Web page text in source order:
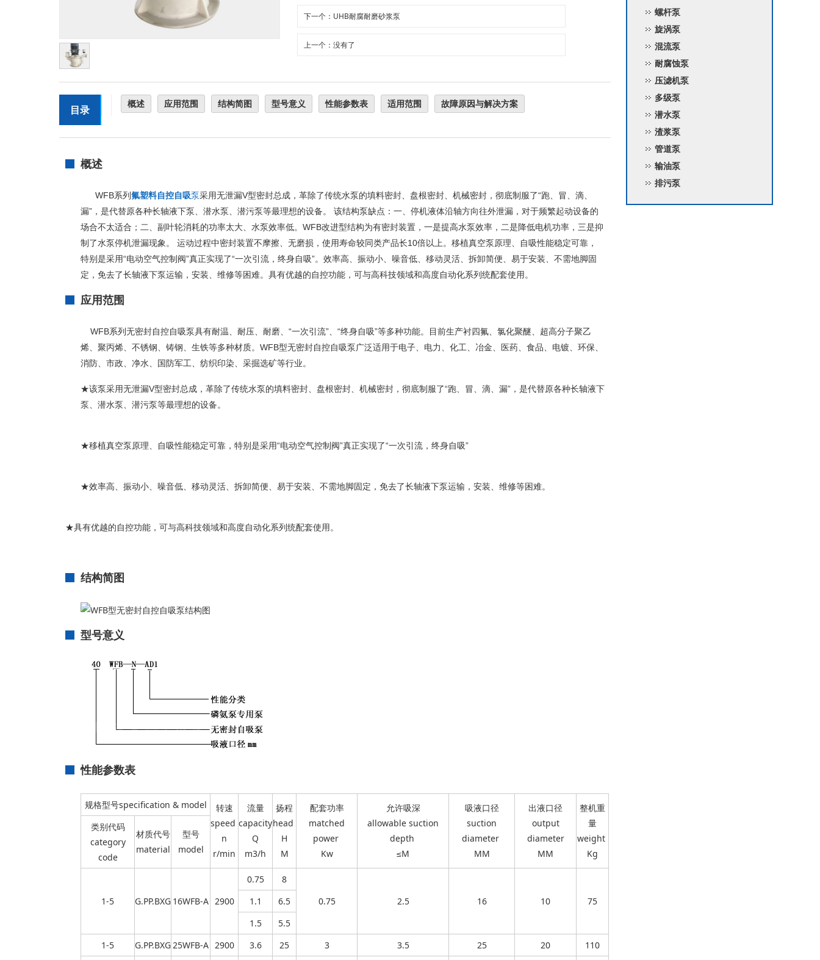
下一个：UHB耐腐耐磨砂浆泵
上一个：没有了
目录 概述 应用范围 结构简图 型号意义 性能参数表 适用范围 故障原因与解决方案
概述
WFB系列氟塑料自控自吸泵采用无泄漏V型密封总成，革除了传统水泵的填料密封、盘根密封、机械密封，彻底制服了“跑、冒、滴、
漏”，是代替原各种长轴液下泵 潜水泵 潜污泵等最理想的设备。 该结构泵缺点：一、停机液体沿轴方向往外泄漏，对于频繁起动设备的
场合不太适合；二、副叶轮消耗的功率太大、水泵效率低。WFB改进型结构为有密封装置，一是提高水泵效率，二是降低电机功率，三是抑
制了水泵停机泄漏现象。 运动过程中密封装置不摩擦、无磨损，使用寿命较同类产品长10倍以上。移植真空泵原理、自吸性能稳定可靠，
特别是采用“电动空气控制阀”真正实现了“一次引流，终身自吸”。效率高、振动小、噪音低、移动灵活、拆卸简便、易于安装、不需地脚固
定，免去了长轴液下泵运输，安装、维修等困难。具有优越的自控功能，可与高科技领域和高度自动化系列统配套使用。
应用范围
WFB系列无密封自控自吸泵具有耐温、耐压、耐磨、“一次引流”、“终身自吸”等多种功能。目前生产衬四氟、氯化聚醚、超高分子聚乙
烯、聚丙烯、不锈钢、铸钢、生铁等多种材质。 WFB型无密封自控自吸泵广泛适用于电子、电力、化工、冶金、医药、食品、电镀、环保、
消防、市政、净水、国防军工、纺织印染、采掘选矿等行业。
★该泵采用无泄漏V型密封总成，革除了传统水泵的填料密封、盘根密封、机械密封，彻底制服了“跑、冒、滴、漏”，是代替原各种长轴液下
泵、潜水泵、潜污泵等最理想的设备。
★移植真空泵原理、自吸性能稳定可靠，特别是采用“电动空气控制阀”真正实现了“一次引流，终身自吸”
★效率高、振动小、噪音低、移动灵活、拆卸简便、易于安装、不需地脚固定，免去了长轴液下泵运输，安装、维修等困难。
★具有优越的自控功能，可与高科技领域和高度自动化系列统配套使用。
结构简图
型号意义
性能参数表
规格型号specification & model
转速
speed
n
r/min
流量
capacity
Q
m3/h
扬程
head
H
M
配套功率
matched
power
Kw
允许吸深
allowable suction
depth
≤M
吸液口径
suction
diameter
MM
出液口径
output
diameter
MM
整机重
量
weight
Kg
类别代码
category
code
材质代号
material
型号
model
1-5 G.PP.BXG 16WFB-A 2900
0.75
8
0.75
2.5 16 10 75
1.1
6.5
1.5
5.5
1-5
G.PP.BXG 25WFB-A 2900 3.6 25 3 3.5 25 20 110
螺杆泵
旋涡泵
混流泵
耐腐蚀泵
压滤机泵
多级泵
潜水泵
渣浆泵
管道泵
输油泵
排污泵